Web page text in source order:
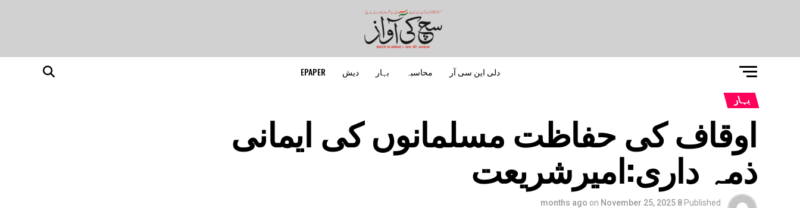
دلی این سی آر محاسبہ بہار دیش EPAPER
بہار
اوقاف کی حفاظت مسلمانوں کی ایمانی
ذمہ داری:امیرشریعت
Published
8 months ago
on November 25, 2025